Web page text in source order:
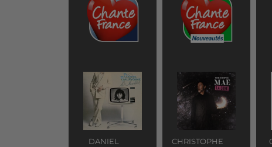
DANIEL
CHRISTOPHE